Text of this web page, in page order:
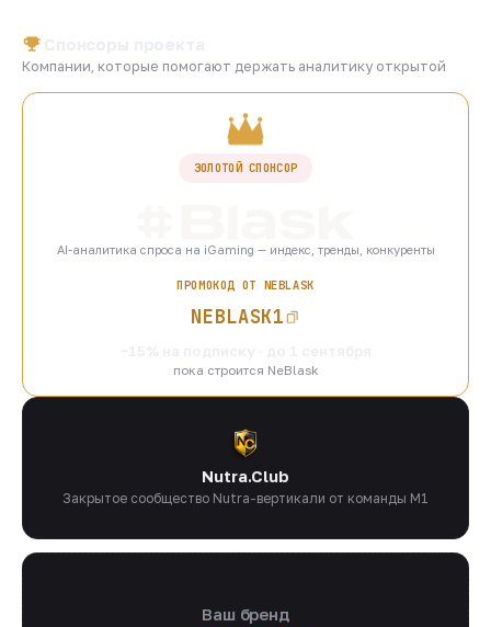
Компании, которые помогают держать аналитику открытой
ЗОЛОТОЙ СПОНСОР
AI-аналитика спроса на iGaming — индекс, тренды, конкуренты
ПРОМОКОД ОТ NEBLASK
NEBLASK1
пока строится NeBlask
Nutra.Club
Закрытое сообщество Nutra-вертикали от команды M1
Ваш бренд